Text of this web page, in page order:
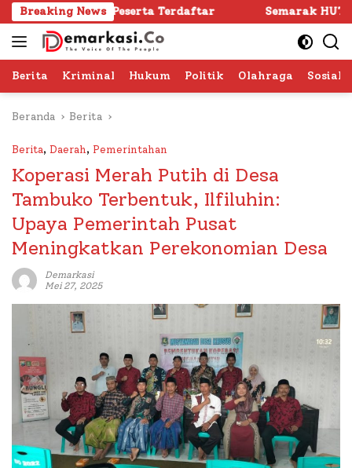
Langsung
ke
konten
Breaking News
Peserta Terdaftar Semarak HUT RI ke -81 di
Berita Kriminal Hukum Politik Olahraga Sosial
Beranda Berita
Berita, Daerah, Pemerintahan
Koperasi Merah Putih di Desa
Tambuko Terbentuk, Ilfiluhin:
Upaya Pemerintah Pusat
Meningkatkan Perekonomian Desa
Demarkasi
Mei 27, 2025